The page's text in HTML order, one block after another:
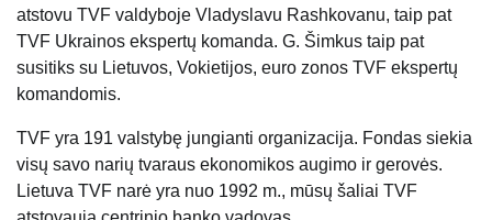
atstovu TVF valdyboje Vladyslavu Rashkovanu, taip pat
TVF Ukrainos ekspertų komanda. G. Šimkus taip pat
susitiks su Lietuvos, Vokietijos, euro zonos TVF ekspertų
komandomis.
TVF yra 191 valstybę jungianti organizacija. Fondas siekia
visų savo narių tvaraus ekonomikos augimo ir gerovės.
Lietuva TVF narė yra nuo 1992 m., mūsų šaliai TVF